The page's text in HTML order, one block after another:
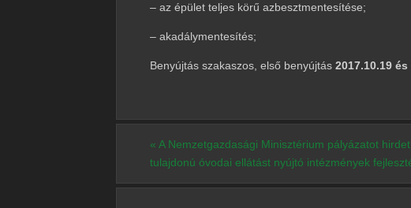
– az épület teljes körű azbesztmentesítése;
– akadálymentesítés;
Benyújtás szakaszos, első benyújtás 2017.10.19
« A Nemzetgazdasági Minisztérium pályázatot
tulajdonú óvodai ellátást nyújtó intézmények